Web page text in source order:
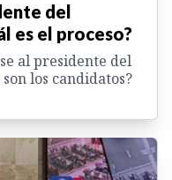
del
es el proceso?
al presidente del
los candidatos?